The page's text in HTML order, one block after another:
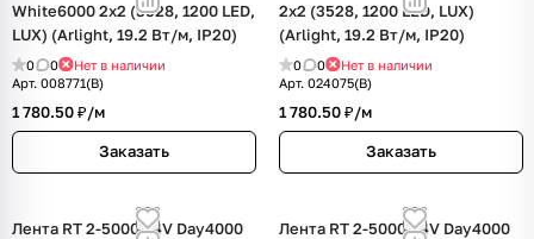
White6000 2x2 (3528, 1200 LED,
LUX) (Arlight, 19.2 Вт/м, IP20)
0 0
Нет в наличии
Арт. 008771(B)
1 780.50 ₽/м
Заказать
2x2 (3528, 1200 LED, LUX)
(Arlight, 19.2 Вт/м, IP20)
0 0
Нет в наличии
Арт. 024075(B)
1 780.50 ₽/м
Заказать
Лента RT 2-5000 24V Day4000
Лента RT 2-5000 24V Day4000